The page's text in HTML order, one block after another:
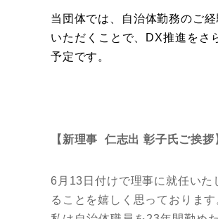
当団体では、自治体勤務のご
いただくことで、DX推進をさ
予定です。
【新理事 仁志出 彰子氏ご挨拶
6月13日付けで理事に就任いた
ることを嬉しく思っております